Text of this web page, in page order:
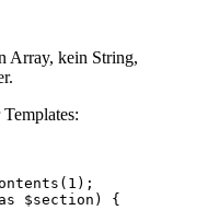
Array, kein String,
$section) {